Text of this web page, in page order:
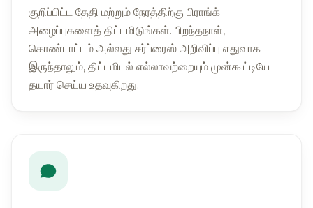
குறிப்பிட்ட தேதி மற்றும் நேரத்திற்கு பிராங்க்
அழைப்புகளைத் திட்டமிடுங்கள். பிறந்தநாள்,
கொண்டாட்டம் அல்லது சர்ப்ரைஸ் அறிவிப்பு எதுவாக
இருந்தாலும், திட்டமிடல் எல்லாவற்றையும் முன்கூட்டியே
தயார் செய்ய உதவுகிறது.